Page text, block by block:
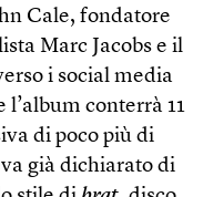
Cale, fondatore
Marc Jacobs e il
i social media
conterrà 11
di poco più di
già dichiarato di